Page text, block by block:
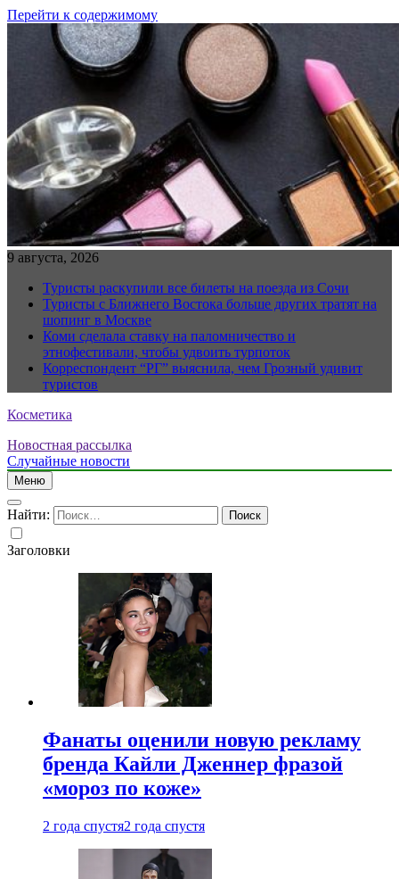
Перейти к содержимому
9 августа, 2026
Туристы раскупили все билеты на поезда из Сочи
Туристы с Ближнего Востока больше других тратят на
шопинг в Москве
Коми сделала ставку на паломничество и
этнофестивали, чтобы удвоить турпоток
Корреспондент “РГ” выяснила, чем Грозный удивит
туристов
Косметика
Новостная рассылка
Случайные новости
Меню
Найти:
Заголовки
Фанаты оценили новую рекламу
бренда Кайли Дженнер фразой
«мороз по коже»
2 года спустя2 года спустя